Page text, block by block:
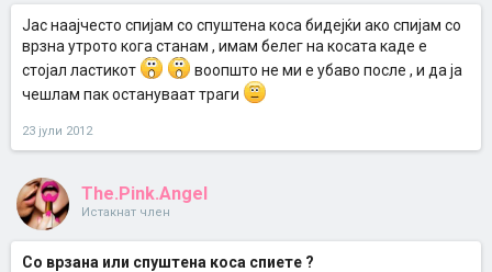
Јас наајчесто спијам со спуштена коса бидејќи ако спијам со
врзна утрото кога станам , имам белег на косата каде е
стојал ластикот
воопшто не ми е убаво после , и да ја
чешлам пак остануваат траги
23 јули 2012
The.Pink.Angel
Истакнат член
Со врзана или спуштена коса спиете ?